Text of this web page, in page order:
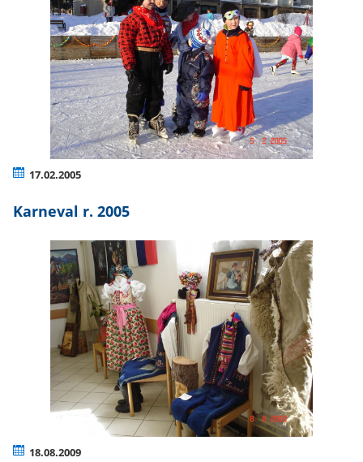
17.02.2005
Karneval r. 2005
18.08.2009